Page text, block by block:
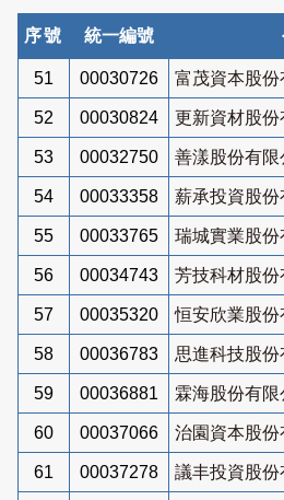
序號 統一編號
51 00030726 富茂資本股份
52 00030824 更新資材股份
53 00032750 善漾股份有限
54 00033358 薪承投資股份
55 00033765 瑞城實業股份
56 00034743 芳技科材股份
57 00035320 恒安欣業股份
58 00036783 思進科技股份
59 00036881 霖海股份有限
60 00037066 治園資本股份
61 00037278 議丰投資股份